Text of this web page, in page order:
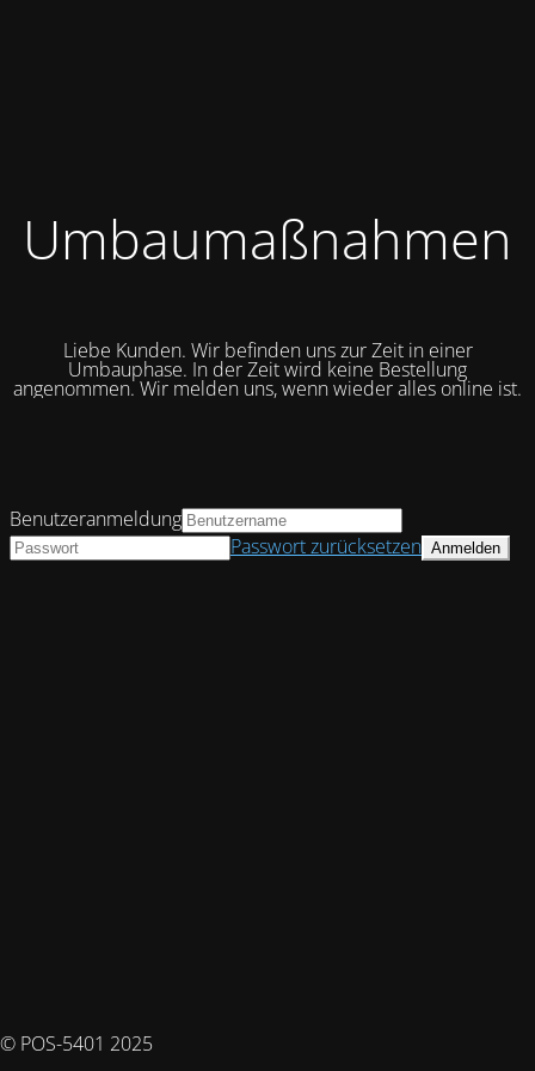
Umbaumaßnahmen
Liebe Kunden. Wir befinden uns zur Zeit in einer
Umbauphase. In der Zeit wird keine Bestellung
angenommen. Wir melden uns, wenn wieder alles online ist.
© POS-5401 2025
Benutzeranmeldung
Passwort zurücksetzen